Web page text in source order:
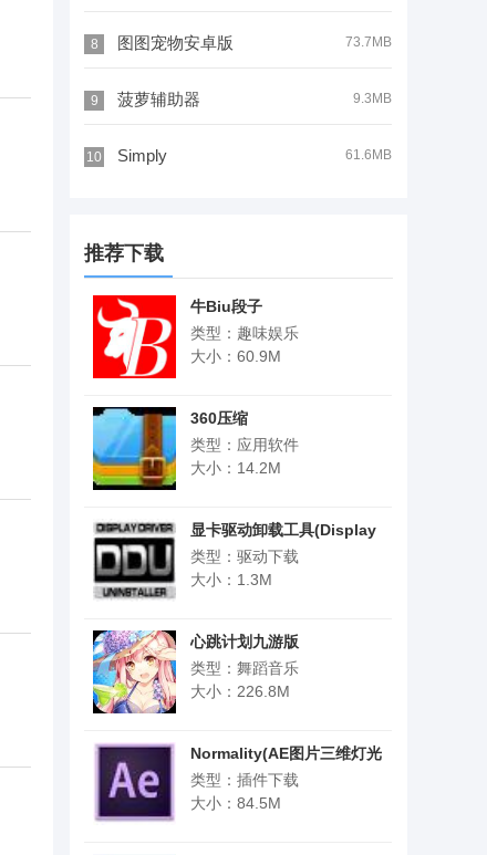
8 73.7MB
图图宠物安卓版
9 9.3MB
菠萝辅助器
10 61.6MB
Simply
推荐下载
牛Biu段子
类型：趣味娱乐
大小：60.9M
360压缩
类型：应用软件
大小：14.2M
显卡驱动卸载工具(Display
Driver Uninstaller)
类型：驱动下载
大小：1.3M
心跳计划九游版
类型：舞蹈音乐
大小：226.8M
Normality(AE图片三维灯光
插件)
类型：插件下载
大小：84.5M